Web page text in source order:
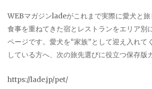
WEBマガジンladeがこれまで実際に愛犬と旅
食事を重ねてきた宿とレストランをエリア別
ページです。愛犬を“家族”として迎え入れて
している方へ、次の旅先選びに役立つ保存版
https://lade.jp/pet/